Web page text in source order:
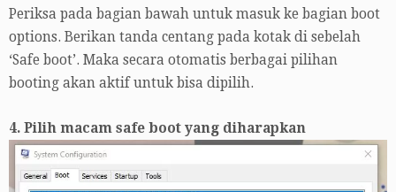
Periksa pada bagian bawah untuk masuk ke bagian boot
options. Berikan tanda centang pada kotak di sebelah
‘Safe boot’. Maka secara otomatis berbagai pilihan
booting akan aktif untuk bisa dipilih.
4. Pilih macam safe boot yang diharapkan